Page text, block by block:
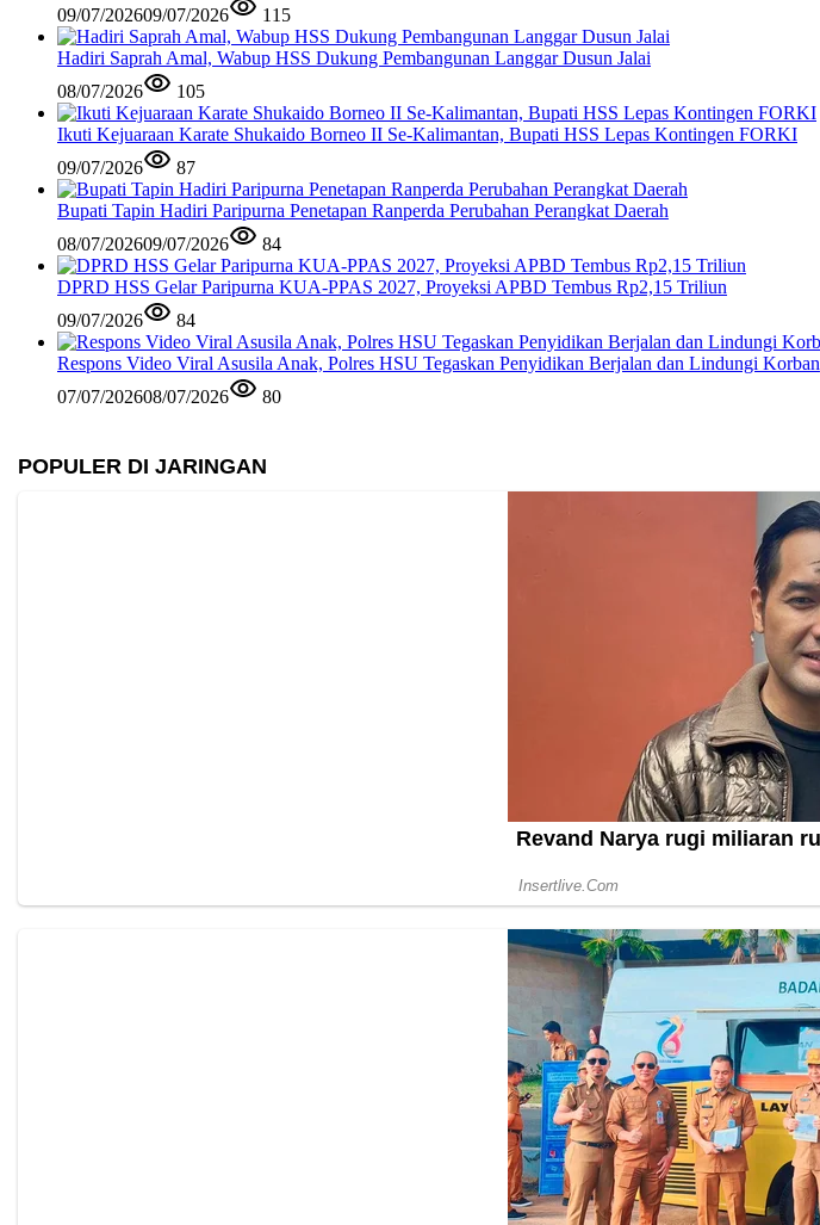
09/07/202609/07/2026 115
Hadiri Saprah Amal, Wabup HSS Dukung Pembangunan Langgar Dusun Jalai
08/07/2026
105
Ikuti Kejuaraan Karate Shukaido Borneo II Se-Kalimantan, Bupati HSS Lepas Kontingen FORKI
09/07/2026
87
Bupati Tapin Hadiri Paripurna Penetapan Ranperda Perubahan Perangkat Daerah
08/07/202609/07/2026 84
DPRD HSS Gelar Paripurna KUA-PPAS 2027, Proyeksi APBD Tembus Rp2,15 Triliun
09/07/2026
84
Respons Video Viral Asusila Anak, Polres HSU Tegaskan Penyidikan Berjalan dan Lindungi Korban
07/07/202608/07/2026 80